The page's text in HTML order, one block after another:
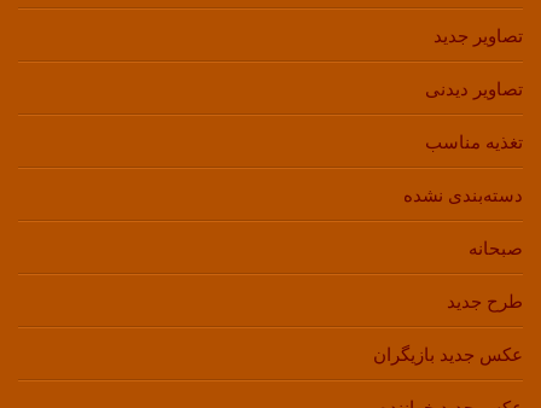
تصاویر جدید
تصاویر دیدنی
تغذیه مناسب
دسته‌بندی نشده
صبحانه
طرح جدید
عکس جدید بازیگران